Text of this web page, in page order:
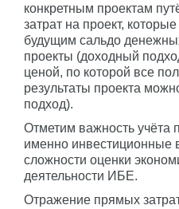
конкретным проектам
затрат на проект,
будущим сальдо
проекты (доходный
ценой, по которой все
результаты проекта
подход).
Отметим важность учёта
именно инвестиционные
сложности оценки
деятельности ИБЕ.
Отражение прямых